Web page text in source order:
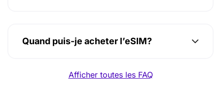
Quand puis-je acheter l’eSIM?
Afficher toutes les FAQ